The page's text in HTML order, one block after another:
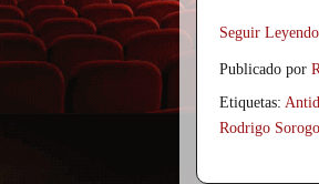
Seguir
Publicado por
Etiquetas:
Rodrigo